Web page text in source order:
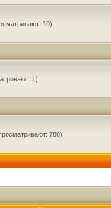
10)
1)
780)